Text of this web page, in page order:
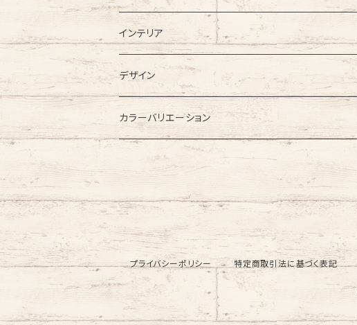
インテリア
カーペット
ラグカーペット・ラグマット
大型・大きめラグ
小型・小さめラグ
玄関・玄関マット
チェアパッド
キッチンマット
デザイン
無地
格子・チェック柄
幾何学・幾何学模様
円型・ラウンド型
四角・スクエア型
カラーバリエーション
レッド・ピンク系
ブルー・ネイビー系
グリーン系
ブラウン・ベージュ系
プライバシーポリシー 特定商取引法に基づく表記